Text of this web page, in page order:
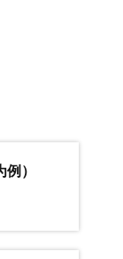
）